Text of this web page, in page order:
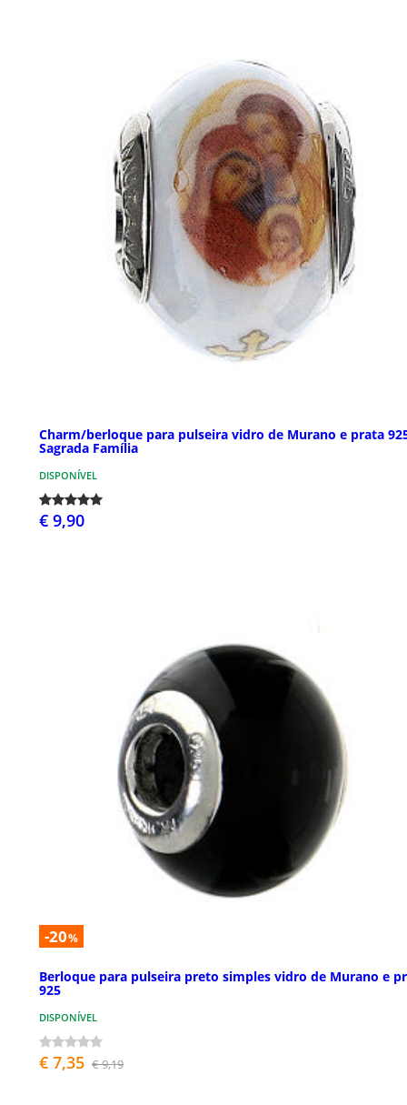
Charm/berloque para pulseira vidro de Murano e prata
Sagrada Família
DISPONÍVEL
€ 9,90
-20%
Berloque para pulseira preto simples vidro de Murano e
925
DISPONÍVEL
€ 7,35 € 9,19